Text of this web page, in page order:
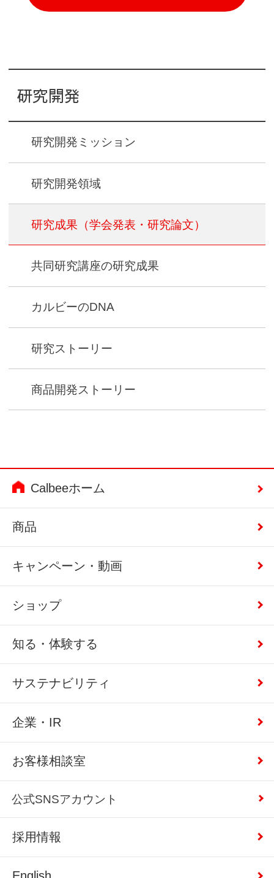
研究開発
研究開発ミッション
研究開発領域
研究成果 （学会発表・研究論文）
共同研究講座の研究成果
カルビーのDNA
研究ストーリー
商品開発ストーリー
Calbeeホーム
商品
キャンペーン・動画
ショップ
知る・体験する
サステナビリティ
企業・IR
お客様相談室
公式SNSアカウント
採用情報